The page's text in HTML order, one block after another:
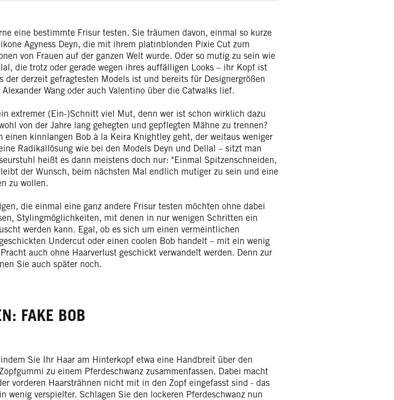
eine bestimmte Frisur testen. Sie träumen davon, einmal so kurze
Agyness Deyn, die mit ihrem platinblonden Pixie Cut zum
von Frauen auf der ganzen Welt wurde. Oder so mutig zu sein wie
die trotz oder gerade wegen ihres auffälligen Looks – ihr Kopf ist
der derzeit gefragtesten Models ist und bereits für Designergrößen
Wang oder auch Valentino über die Catwalks lief.
extremer (Ein-)Schnitt viel Mut, denn wer ist schon wirklich dazu
von der Jahre lang gehegten und gepflegten Mähne zu trennen?
einen kinnlangen Bob à la Keira Knightley geht, der weitaus weniger
Radikallösung wie bei den Models Deyn und Dellal – sitzt man
heißt es dann meistens doch nur: "Einmal Spitzenschneiden,
der Wunsch, beim nächsten Mal endlich mutiger zu sein und eine
zu wollen.
die einmal eine ganz andere Frisur testen möchten ohne dabei
Stylingmöglichkeiten, mit denen in nur wenigen Schritten ein
werden kann. Egal, ob es sich um einen vermeintlichen
Undercut oder einen coolen Bob handelt – mit ein wenig
auch ohne Haarverlust geschickt verwandelt werden. Denn zur
Sie auch später noch.
FAKE BOB
Sie Ihr Haar am Hinterkopf etwa eine Handbreit über den
zu einem Pferdeschwanz zusammenfassen. Dabei macht
vorderen Haarsträhnen nicht mit in den Zopf eingefasst sind - das
wenig verspielter. Schlagen Sie den lockeren Pferdeschwanz nun